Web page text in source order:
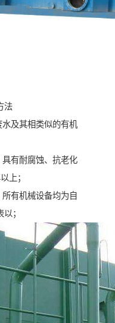
法
及其相类似的有机
有耐腐蚀、抗老化
上；
有机械设备均为自
；